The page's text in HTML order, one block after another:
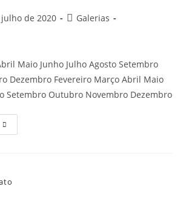
de 2020
Galerias
Maio Junho Julho Agosto Setembro
Dezembro Fevereiro Março Abril Maio
Setembro Outubro Novembro Dezembro